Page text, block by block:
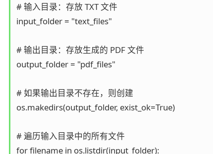
# 输入目录：存放 TXT 文件
input_folder = "text_files"
# 输出目录：存放生成的 PDF 文件
output_folder = "pdf_files"
# 如果输出目录不存在，则创建
os.makedirs(output_folder, exist_ok=True)
# 遍历输入目录中的所有文件
for filename in os.listdir(input_folder):